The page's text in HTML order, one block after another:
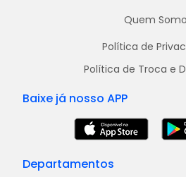
Quem
Política de
Política de Troca e
Baixe já nosso APP
Departamentos